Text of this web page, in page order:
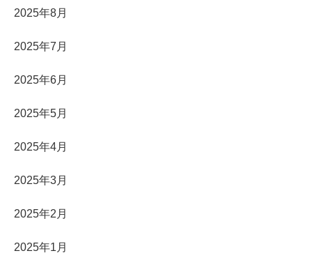
2025年8月
2025年7月
2025年6月
2025年5月
2025年4月
2025年3月
2025年2月
2025年1月